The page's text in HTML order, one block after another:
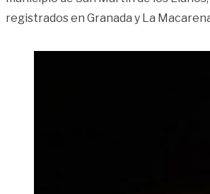
registrados en Granada y La